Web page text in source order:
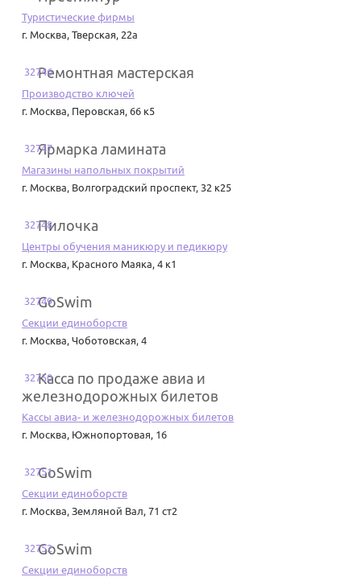
Туристические фирмы
г. Москва, Тверская, 22а
32746Ремонтная мастерская
Производство ключей
г. Москва, Перовская, 66 к5
32747Ярмарка ламината
Магазины напольных покрытий
г. Москва, Волгоградский проспект, 32 к25
32748Пилочка
Центры обучения маникюру и педикюру
г. Москва, Красного Маяка, 4 к1
32749GoSwim
Секции единоборств
г. Москва, Чоботовская, 4
32750Касса по продаже авиа и
железнодорожных билетов
Кассы авиа- и железнодорожных билетов
г. Москва, Южнопортовая, 16
32751GoSwim
Секции единоборств
г. Москва, Земляной Вал, 71 ст2
32752GoSwim
Секции единоборств